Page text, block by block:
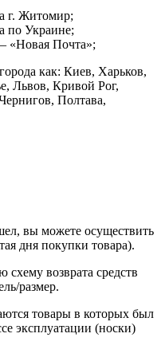
г. Житомир;
по Украине;
«Новая Почта»;
как: Киев, Харьков,
Львов, Кривой Рог,
Полтава,
вы можете осуществить
дня покупки товара).
возврата средств
размер.
товары в которых был
эксплуатации (носки)